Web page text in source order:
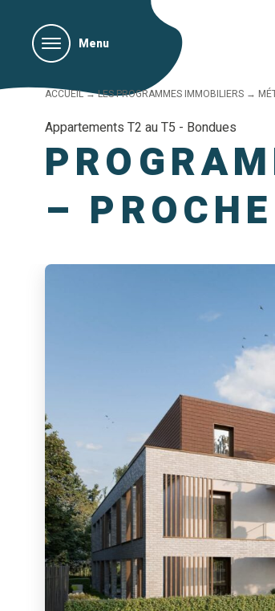
Menu
ACCUEIL→LES PROGRAMMES IMMOBILIERS →
Appartements T2 au T5 - Bondues
–